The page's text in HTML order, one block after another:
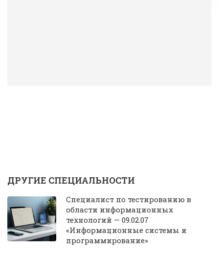
ДРУГИЕ СПЕЦИАЛЬНОСТИ
Специалист по тестированию в
области информационных
технологий — 09.02.07
«Информационные системы и
программирование»